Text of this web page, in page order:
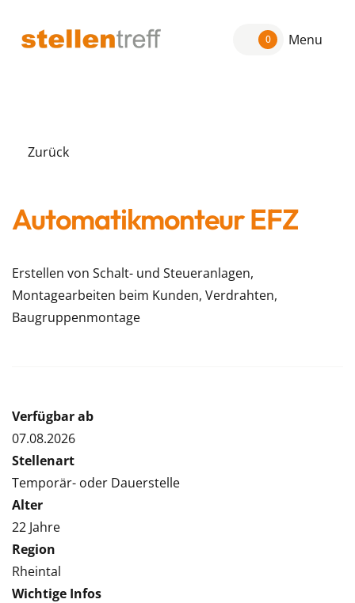
0 Menu
Zurück
Automatikmonteur EFZ
Erstellen von Schalt- und Steueranlagen,
Montagearbeiten beim Kunden, Verdrahten,
Baugruppenmontage
Verfügbar ab
07.08.2026
Stellenart
Temporär- oder Dauerstelle
Alter
22 Jahre
Region
Rheintal
Wichtige Infos